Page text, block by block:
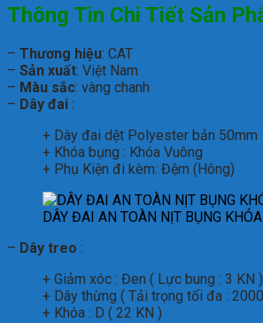
Thông Tin Chi Tiết Sản
– Thương hiệu: CAT
– Sản xuất: Việt Nam
– Màu sắc: vàng chanh
– Dây đai :
+ Dây đai dệt Polyester bản 50mm
+ Khóa bụng : Khóa Vuông
+ Phụ Kiện đi kèm: Đệm (Hông)
DÂY ĐAI AN TOÀN NỊT BỤNG
– Dây treo :
+ Giảm xóc : Đen ( Lực bung : 3 KN )
+ Dây thừng ( Tải trọng tối đa :
+ Khóa : D ( 22 KN )